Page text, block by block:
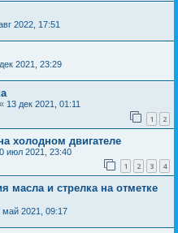
2022, 17:51
2021, 23:29
« 13 дек 2021, 01:11
1 2
холодном двигателе
июл 2021, 23:40
1 2 3 4
масла и стрелка на отметке
май 2021, 09:17